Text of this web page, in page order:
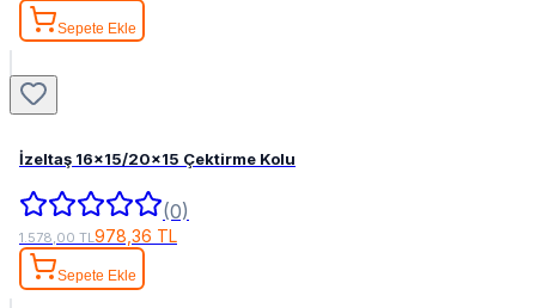
Sepete Ekle
İzeltaş 16x15/20x15 Çektirme Kolu
(0)
1.578,00 TL 978,36 TL
Sepete Ekle